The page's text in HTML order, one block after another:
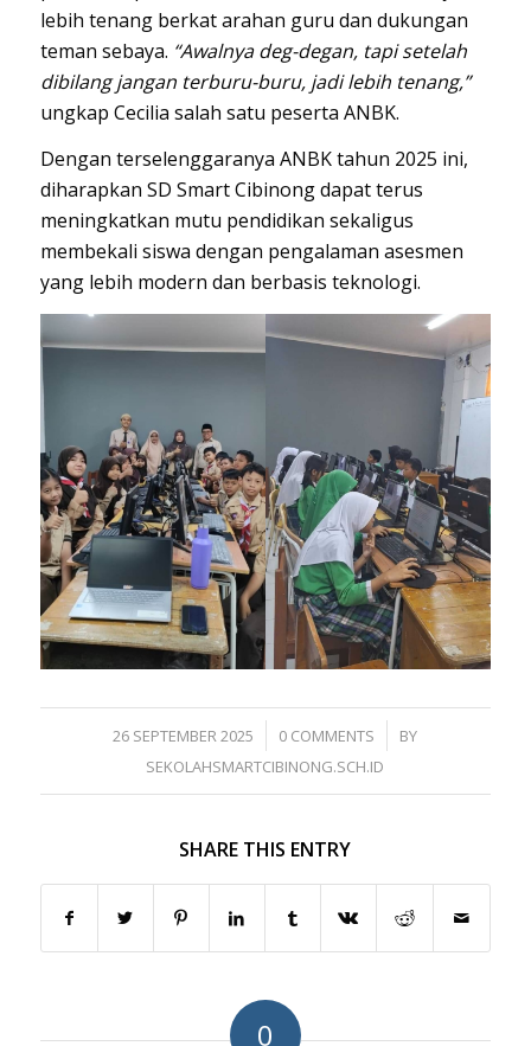
lebih tenang berkat arahan guru dan dukungan
teman sebaya. “Awalnya deg-degan, tapi setelah
dibilang jangan terburu-buru, jadi lebih tenang,”
ungkap Cecilia salah satu peserta ANBK.
Dengan terselenggaranya ANBK tahun 2025 ini,
diharapkan SD Smart Cibinong dapat terus
meningkatkan mutu pendidikan sekaligus
membekali siswa dengan pengalaman asesmen
yang lebih modern dan berbasis teknologi.
26 SEPTEMBER 2025
/ 0 COMMENTS
/
BY
SEKOLAHSMARTCIBINONG.SCH.ID
SHARE THIS ENTRY
0